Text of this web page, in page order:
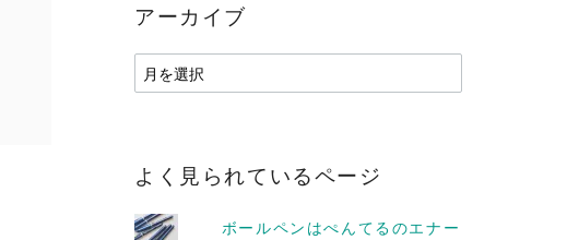
アーカイブ
ア
ー
ブ
よく見られているページ
ボールペンはぺんてるのエナー